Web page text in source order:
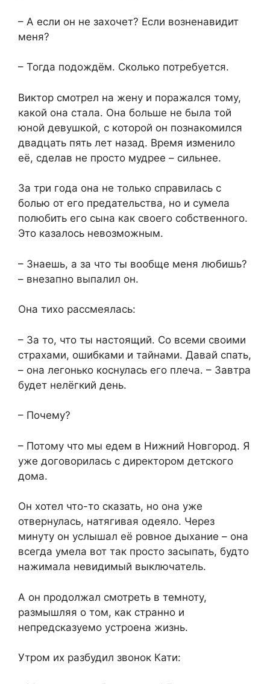
– А если он не захочет? Если возненавидит
меня?
– Тогда подождём. Сколько потребуется.
Виктор смотрел на жену и поражался тому,
какой она стала. Она больше не была той
юной девушкой, с которой он познакомился
двадцать пять лет назад. Время изменило
её, сделав не просто мудрее – сильнее.
За три года она не только справилась с
болью от его предательства, но и сумела
полюбить его сына как своего собственного.
Это казалось невозможным.
– Знаешь, а за что ты вообще меня любишь?
– внезапно выпалил он.
Она тихо рассмеялась:
– За то, что ты настоящий. Со всеми своими
страхами, ошибками и тайнами. Давай спать,
– она легонько коснулась его плеча. – Завтра
будет нелёгкий день.
– Почему?
– Потому что мы едем в Нижний Новгород. Я
уже договорилась с директором детского
дома.
Он хотел что-то сказать, но она уже
отвернулась, натягивая одеяло. Через
минуту он услышал её ровное дыхание – она
всегда умела вот так просто засыпать, будто
нажимала невидимый выключатель.
А он продолжал смотреть в темноту,
размышляя о том, как странно и
непредсказуемо устроена жизнь.
Утром их разбудил звонок Кати: